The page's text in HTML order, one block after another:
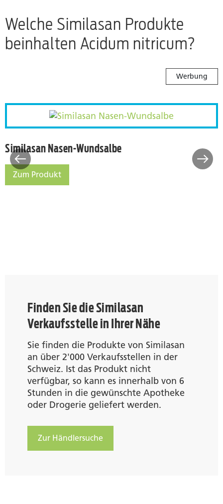
Welche Similasan Produkte
beinhalten Acidum nitricum?
Werbung
Similasan Nasen-
Similasan Nasen-Wundsalbe
Similasan Nasen-Wundsalbe
Zum Produkt
Finden Sie die Similasan
Verkaufsstelle in Ihrer Nähe
Sie finden die Produkte von Similasan
an über 2'000 Verkaufsstellen in der
Schweiz. Ist das Produkt nicht
verfügbar, so kann es innerhalb von 6
Stunden in die gewünschte Apotheke
oder Drogerie geliefert werden.
Zur Händlersuche